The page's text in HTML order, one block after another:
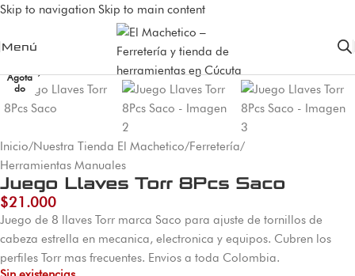
Skip to navigation Skip to main content
Menú
Agota
do
Inicio/Nuestra Tienda El Machetico/Ferretería/
Herramientas Manuales
Juego Llaves Torr 8Pcs Saco
$21.000
Juego de 8 llaves Torr marca Saco para ajuste de tornillos de
cabeza estrella en mecanica, electronica y equipos. Cubren los
perfiles Torr mas frecuentes. Envios a toda Colombia.